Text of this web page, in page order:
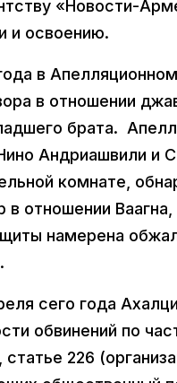
«Новости-
и освоению.
в
в отношении
брата.
Андриашвили и
комнате,
в отношении
намерена
сего года
обвинений по
226